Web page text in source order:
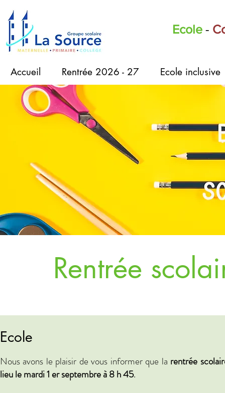
Ecole -
Accueil Rentrée 2026 - 27 Ecole inclusive
Rentrée
Ecole
Nous avons le plaisir de vous informer que la rentrée
lieu le mardi 1 er septembre à 8 h 45.